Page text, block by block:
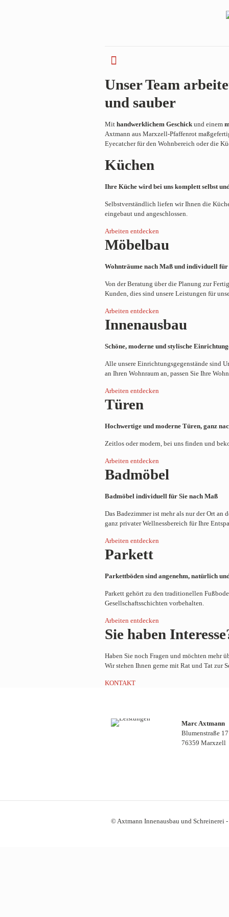
Unser Team
und sauber
Mit handwerklichem Geschick und einem
Axtmann aus Marxzell-Pfaffenrot
Eyecatcher für den Wohnbereich oder die
Küchen
Ihre Küche wird bei uns komplett selbst
Selbstverständlich liefen wir Ihnen die
eingebaut und angeschlossen.
Arbeiten entdecken
Möbelbau
Wohnträume nach Maß und individuell für
Von der Beratung über die Planung zur
Kunden, dies sind unsere Leistungen für
Arbeiten entdecken
Innen­ausbau
Schöne, moderne und stylische
Alle unsere Einrichtungsgegenstände sind
an Ihren Wohnraum an, passen Sie Ihre
Arbeiten entdecken
Türen
Hochwertige und moderne Türen, ganz
Zeitlos oder modern, bei uns finden und
Arbeiten entdecken
Bad­möbel
Badmöbel individuell für Sie nach Maß
Das Badezimmer ist mehr als nur der Ort
ganz privater Wellnessbereich für Ihre
Arbeiten entdecken
Parkett
Parkettböden sind angenehm, natürlich
Parkett gehört zu den traditionellen
Gesellschaftsschichten vorbehalten.
Arbeiten entdecken
Sie haben
Haben Sie noch Fragen und möchten mehr
Wir stehen Ihnen gerne mit Rat und Tat zur
KONTAKT
Marc Axtmann
Blumenstraße 17
76359 Marxzell
© Axtmann Innenausbau und Schreinerei -